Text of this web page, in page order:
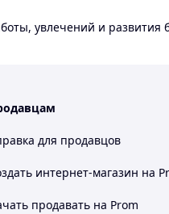
увлечений и
для продавцов
интернет-магазин на
продавать на Prom